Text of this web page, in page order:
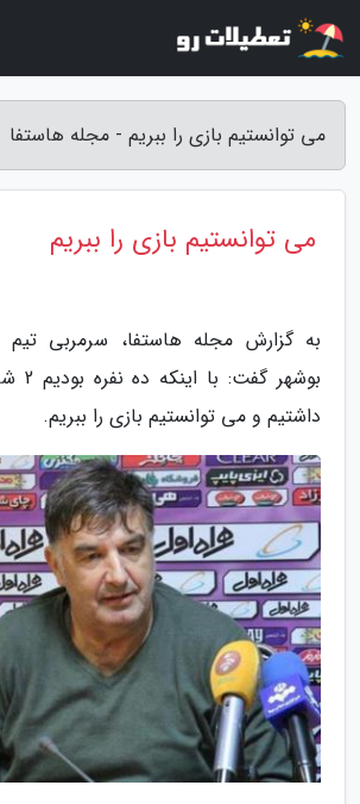
می توانستیم بازی را ببریم - مجله هاستفا
می توانستیم بازی را ببریم
به گزارش مجله هاستفا، سرمربی
داشتیم و می توانستیم بازی را ببریم.